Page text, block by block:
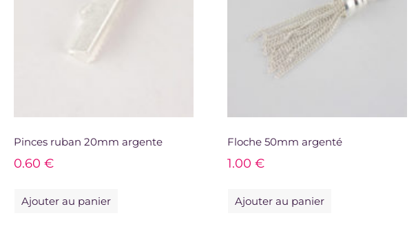
Pinces ruban 20mm argente
0.60 €
Ajouter au panier
Floche 50mm argenté
1.00€
Ajouter au panier